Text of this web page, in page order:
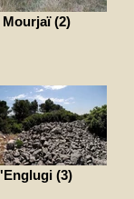
(2)
(3)